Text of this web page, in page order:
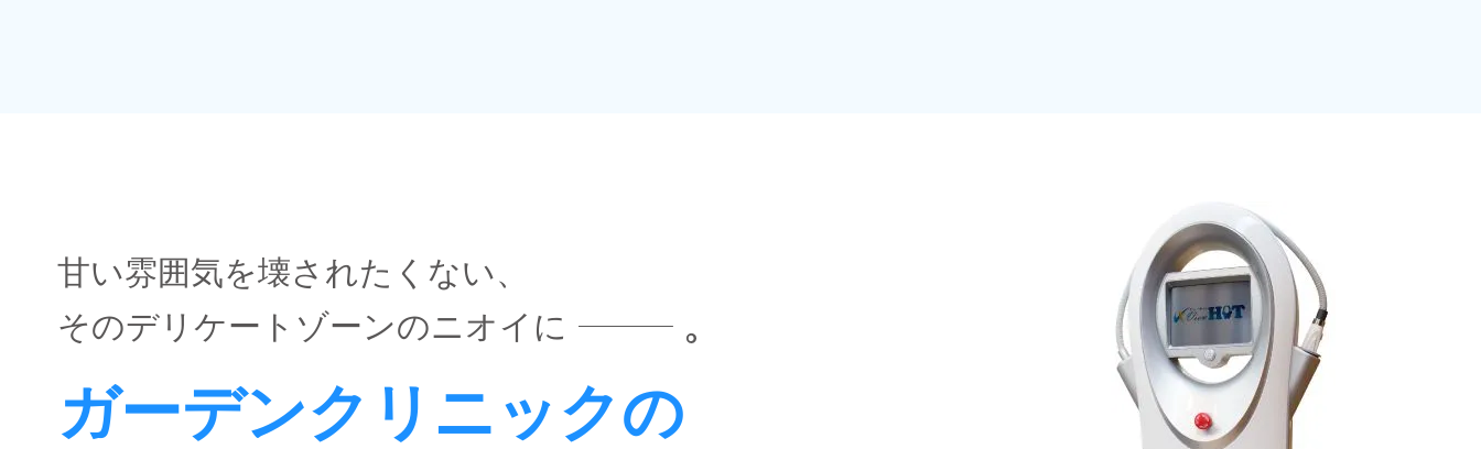
甘い雰囲気を壊されたくない、
そのデリケートゾーンのニオイに
ガーデンクリニックの